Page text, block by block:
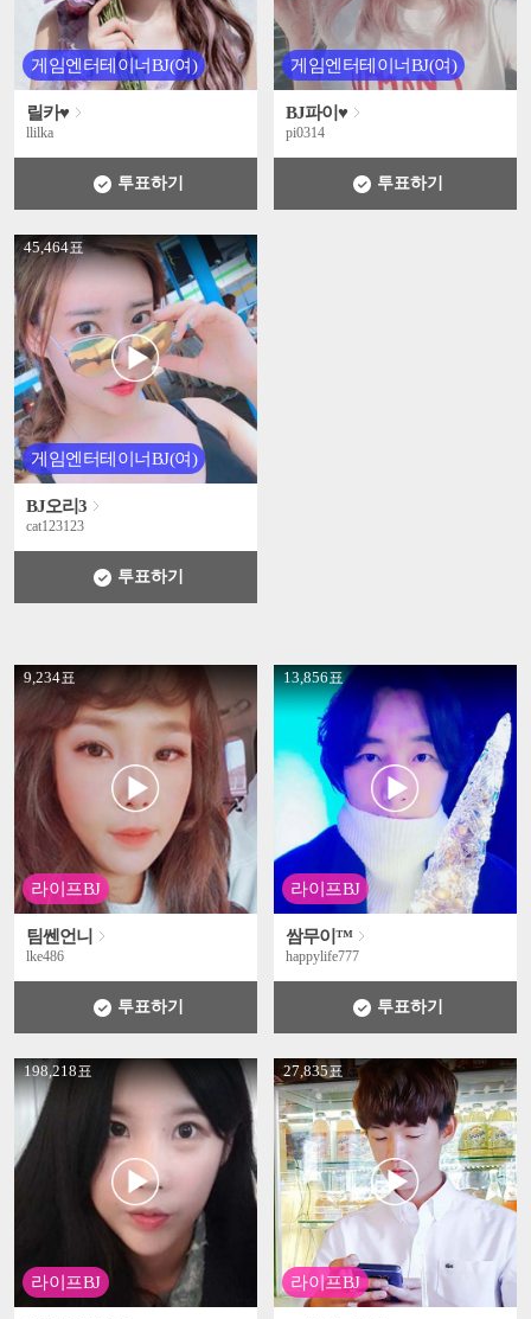
게임엔터테이너BJ(여)
릴카♥
llilka
투표하기
게임엔터테이너BJ(여)
BJ파이♥
pi0314
투표하기
게임엔터테이너BJ(여)
45,464표
' +
BJ오리3
cat123123
투표하기
라이프BJ
9,234표
' +
팀쎈언니
lke486
투표하기
라이프BJ
13,856표
' +
쌈무이™
happylife777
투표하기
라이프BJ
198,218표
' +
라이프BJ
27,835표
' +